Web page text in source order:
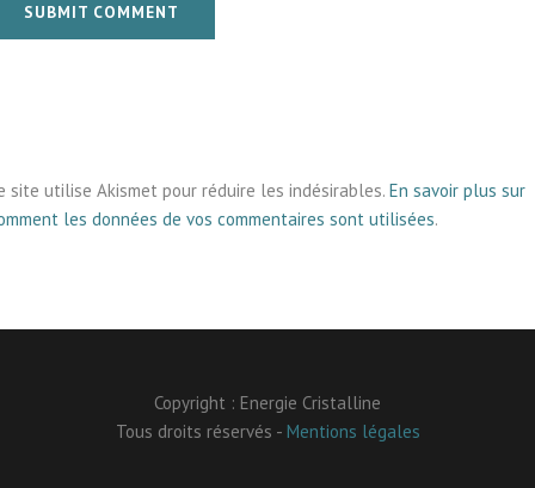
SUBMIT COMMENT
site utilise Akismet pour réduire les indésirables. En savoir plus sur
les données de vos commentaires sont utilisées.
Copyright : Energie Cristalline
Tous droits réservés - Mentions légales